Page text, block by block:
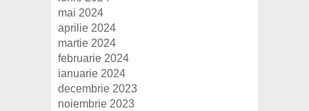
mai 2024
aprilie 2024
martie 2024
februarie 2024
ianuarie 2024
decembrie 2023
noiembrie 2023